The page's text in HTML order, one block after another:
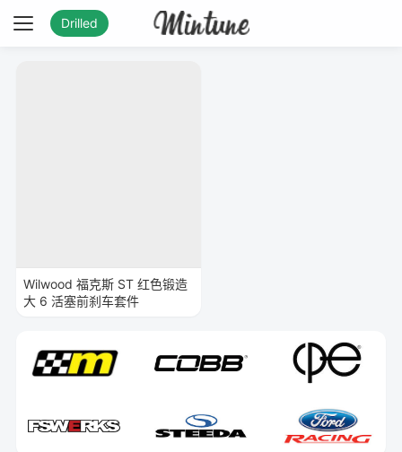
Drilled
Wilwood 福克斯 ST 红色锻造
大 6 活塞前刹车套件